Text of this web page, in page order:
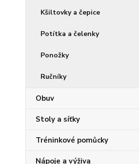
Kšiltovky a čepice
Potítka a čelenky
Ponožky
Ručníky
Obuv
Stoly a síťky
Tréninkové pomůcky
Nápoje a výživa